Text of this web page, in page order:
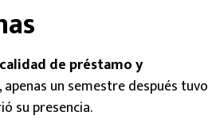
de préstamo y
apenas un semestre después tuvo
su presencia.